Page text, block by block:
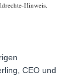
Hinweis.
CEO und